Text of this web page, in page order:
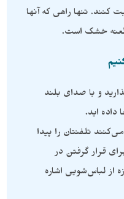
کنند. تنها راهی که آنها
طعنه خشک است.
و با صدای بلند
داده اید.
تلفنتان را پیدا
قرار گرفتن در
از لباس‌شویی اشاره